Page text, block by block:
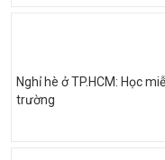
Nghỉ hè ở TP.HCM: Học
trường